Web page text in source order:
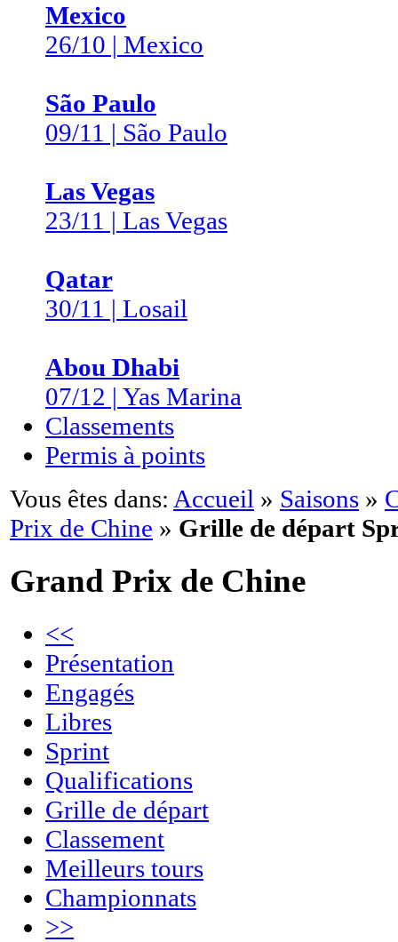
Mexico
26/10 | Mexico
São Paulo
09/11 | São Paulo
Las Vegas
23/11 | Las Vegas
Qatar
30/11 | Losail
Abou Dhabi
07/12 | Yas Marina
Classements
Permis à points
Vous êtes dans: Accueil » Saisons »
Prix de Chine » Grille de départ
Grand Prix de Chine
<<
Présentation
Engagés
Libres
Sprint
Qualifications
Grille de départ
Classement
Meilleurs tours
Championnats
>>